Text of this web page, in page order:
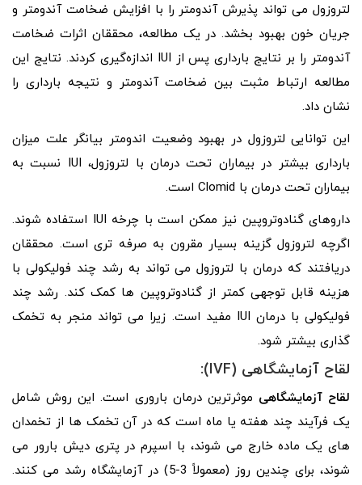
لتروزول می‌ تواند پذیرش آندومتر را با افزایش ضخامت آندومتر و
جریان خون بهبود بخشد. در یک مطالعه، محققان اثرات ضخامت
آندومتر را بر نتایج بارداری پس از IUI اندازه‌گیری کردند. نتایج این
مطالعه ارتباط مثبت بین ضخامت آندومتر و نتیجه بارداری را
نشان داد.
این توانایی لتروزول در بهبود وضعیت اندومتر بیانگر علت میزان
بارداری بیشتر در بیماران تحت درمان با لتروزول، IUI نسبت به
بیماران تحت درمان با Clomid است.
داروهای گنادوتروپین نیز ممکن است با چرخه IUI استفاده شوند.
اگرچه لتروزول گزینه بسیار مقرون به صرفه تری است. محققان
دریافتند که درمان با لتروزول می‌ تواند به رشد چند فولیکولی با
هزینه‌ قابل‌ توجهی کمتر از گنادوتروپین‌ ها کمک کند. رشد چند
فولیکولی با درمان IUI مفید است. زیرا می تواند منجر به تخمک
گذاری بیشتر شود.
لقاح آزمایشگاهی (IVF):
لقاح آزمایشگاهی موثرترین درمان باروری است. این روش شامل
یک فرآیند چند هفته یا ماه است که در آن تخمک‌ ها از تخمدان‌
های یک ماده خارج می‌ شوند، با اسپرم در پتری دیش بارور می‌
شوند، برای چندین روز (معمولاً 3-5) در آزمایشگاه رشد می‌ کنند.